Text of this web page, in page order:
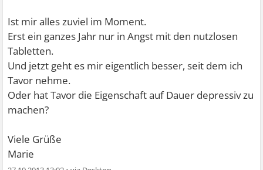
Ist mir alles zuviel im Moment.
Erst ein ganzes Jahr nur in Angst mit den nutzlosen
Tabletten.
Und jetzt geht es mir eigentlich besser, seit dem ich
Tavor nehme.
Oder hat Tavor die Eigenschaft auf Dauer depressiv zu
machen?
Viele Grüße
Marie